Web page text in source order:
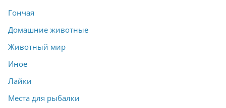
Гончая
Домашние животные
Животный мир
Иное
Лайки
Места для рыбалки